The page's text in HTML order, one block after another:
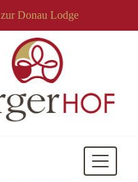
zur Donau Lodge
Mobile